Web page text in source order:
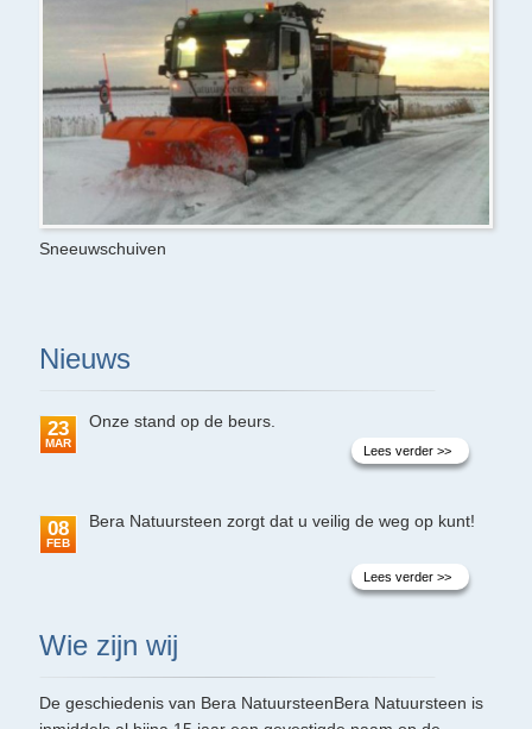
Sneeuwschuiven
Nieuws
23
MAR
Onze stand op de beurs.
Lees verder >>
08
FEB
Bera Natuursteen zorgt dat u veilig de weg op kunt!
Lees verder >>
Wie zijn wij
De geschiedenis van Bera NatuursteenBera Natuursteen is